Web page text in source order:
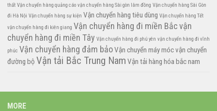
thất Vận chuyển hàng quảng cáo vận chuyển hàng Sài gòn lâm đồng Vận chuyển hàng Sài Gòn
đi Hà Nội Vận chuyển hàng sự kiện Vận chuyển hàng tiêu dùng Vận chuyển hàng Tết
vận chuyển hàng đi kiên giang Vận chuyển hàng đi miền Bắcvận
chuyển hàng đi miền Tây Vận chuyển hàng đi phú yên vận chuyển hàng đi vĩnh
phúc Vận chuyển hàng đảm bảoVận chuyển máy mócvận chuyển
đường bộ Vận tải Bắc Trung Nam Vận tải hàng hóa bắc nam
MORE